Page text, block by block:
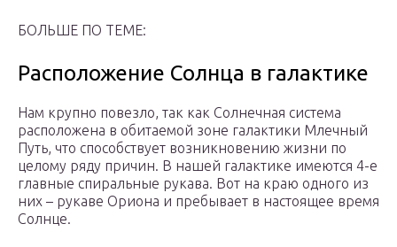
БОЛЬШЕ ПО ТЕМЕ:
Расположение Солнца в галактике
Нам крупно повезло, так как Солнечная система
расположена в обитаемой зоне галактики Млечный
Путь, что способствует возникновению жизни по
целому ряду причин. В нашей галактике имеются 4-е
главные спиральные рукава. Вот на краю одного из
них – рукаве Ориона и пребывает в настоящее время
Солнце.